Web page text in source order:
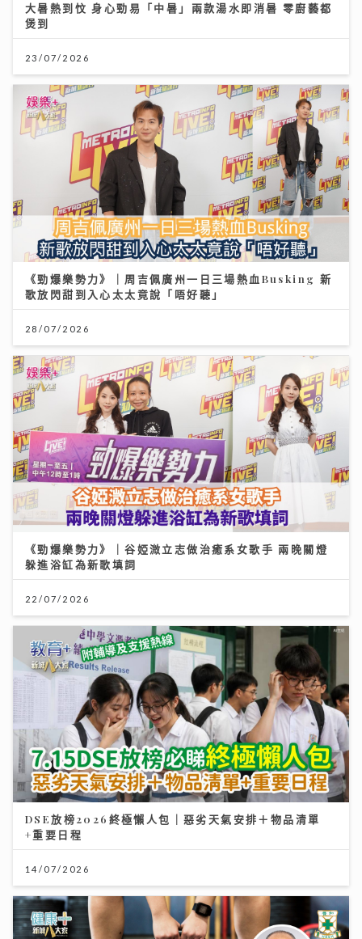
大暑熱到忟 身心勁易「中暑」兩款湯水即消暑 零廚藝都
煲到
23/07/2026
《勁爆樂勢力》｜周吉佩廣州一日三場熱血Busking 新
歌放閃甜到入心太太竟說「唔好聽」
28/07/2026
《勁爆樂勢力》｜谷婭溦立志做治癒系女歌手 兩晚關燈
躲進浴缸為新歌填詞
22/07/2026
DSE放榜2026終極懶人包｜惡劣天氣安排＋物品清單
+重要日程
14/07/2026